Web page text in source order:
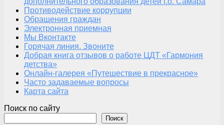
Противодействие коррупции
Обращения граждан
Электронная приемная
Мы Вконтакте
Горячая линия. Звоните
Добрая книга отзывов о работе ЦДТ «Гармония
детства»
Онлайн-галерея «Путешествие в прекрасное»
Часто задаваемые вопросы
Карта сайта
Поиск по сайту
Поиск